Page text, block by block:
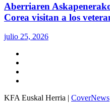
Aberriaren
Corea visitan a los
julio 25, 2026
KFA Euskal Herria | CoverNews